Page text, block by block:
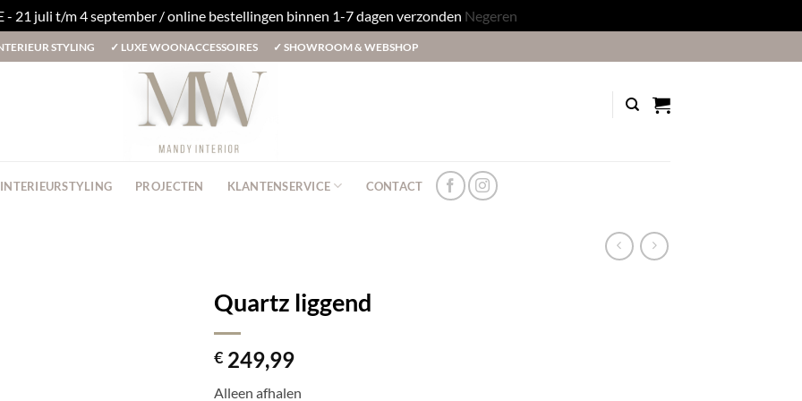
- 21 juli t/m 4 september / online bestellingen binnen 1-7 dagen verzonden Negeren
STYLING ✓ LUXE WOONACCESSOIRES ✓ SHOWROOM & WEBSHOP
INTERIEURSTYLING PROJECTEN KLANTENSERVICE CONTACT
Quartz liggend
€ 249,99
Alleen afhalen